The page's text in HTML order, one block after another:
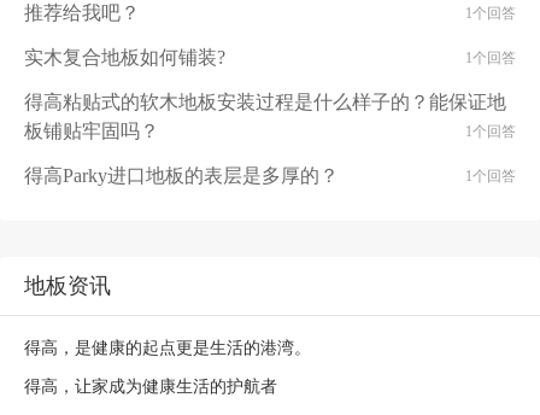
推荐给我吧？
1个回答
实木复合地板如何铺装? 1个回答
得高粘贴式的软木地板安装过程是什么样子的？能保证地
板铺贴牢固吗？
1个回答
得高Parky进口地板的表层是多厚的？ 1个回答
地板资讯
得高，是健康的起点更是生活的港湾。
得高，让家成为健康生活的护航者